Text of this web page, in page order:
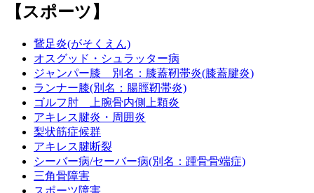
【スポーツ】
鵞足炎(がそくえん)
オスグッド・シュラッター病
ジャンパー膝 別名：膝蓋靭帯炎(膝蓋腱炎)
ランナー膝(別名：腸脛靭帯炎)
ゴルフ肘 上腕骨内側上顆炎
アキレス腱炎・周囲炎
梨状筋症候群
アキレス腱断裂
シーバー病/セーバー病(別名：踵骨骨端症)
三角骨障害